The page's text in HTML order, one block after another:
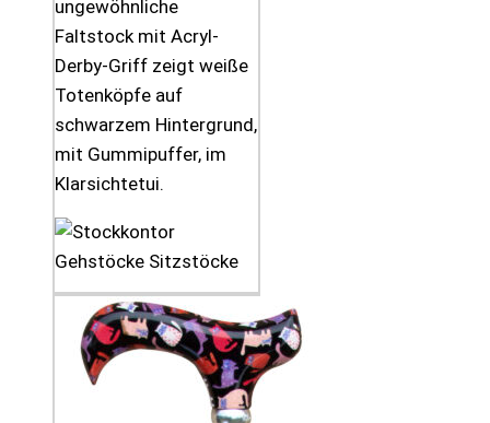
ungewöhnliche
Faltstock mit Acryl-
Derby-Griff zeigt weiße
Totenköpfe auf
schwarzem Hintergrund,
mit Gummipuffer, im
Klarsichtetui.